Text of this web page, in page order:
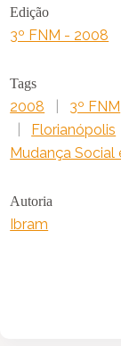
Edição
3º FNM - 2008
Tags
2008 3º FNM
Florianópolis
Mudança Social
Autoria
Ibram